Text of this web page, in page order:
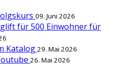
09. Juni 2026
für 500 Einwohner für
Katalog 29. Mai 2026
26. Mai 2026